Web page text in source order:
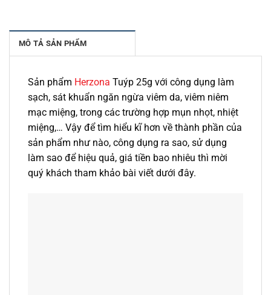
MÔ TẢ SẢN PHẨM
Sản phẩm Herzona Tuýp 25g với công dụng làm
sạch, sát khuẩn ngăn ngừa viêm da, viêm niêm
mạc miệng, trong các trường hợp mụn nhọt, nhiệt
miệng,… Vậy để tìm hiểu kĩ hơn về thành phần của
sản phẩm như nào, công dụng ra sao, sử dụng
làm sao để hiệu quả, giá tiền bao nhiêu thì mời
quý khách tham khảo bài viết dưới đây.